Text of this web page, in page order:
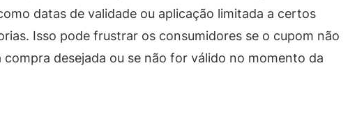
datas de validade ou aplicação limitada a certos
Isso pode frustrar os consumidores se o cupom não
compra desejada ou se não for válido no momento da